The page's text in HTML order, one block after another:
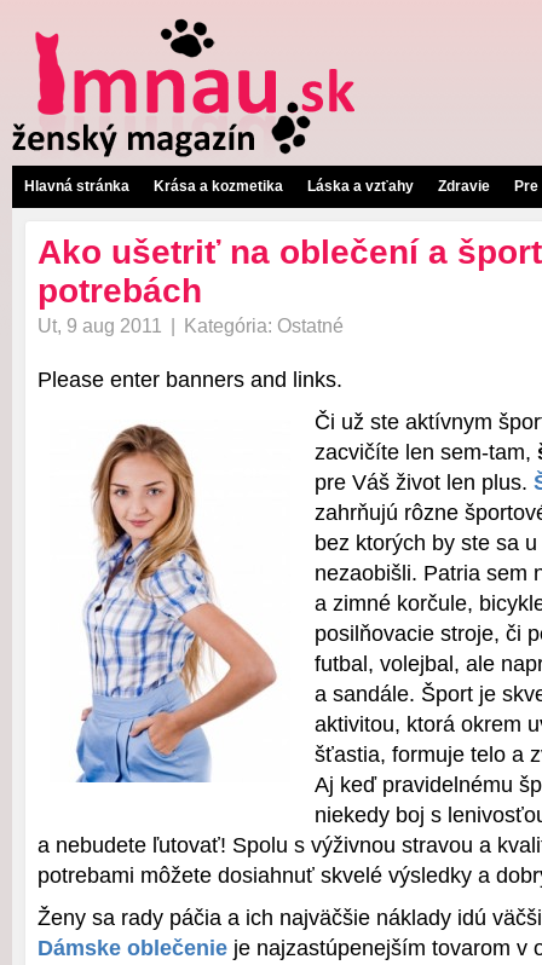
Hlavná stránka Krása a kozmetika Láska a vzťahy Zdravie
Ako ušetriť na oblečení a
potrebách
Ut, 9 aug 2011 Kategória: Ostatné
Please enter banners and links.
Či už ste aktívnym
zacvičíte len sem-tam,
pre Váš život len plus.
zahrňujú rôzne
bez ktorých by ste sa
nezaobišli. Patria sem
a zimné korčule,
posilňovacie stroje, či
futbal, volejbal, ale
a sandále. Šport je
aktivitou, ktorá okrem
šťastia, formuje telo a
Aj keď pravidelnému
niekedy boj s
a nebudete ľutovať! Spolu s výživnou stravou a
potrebami môžete dosiahnuť skvelé výsledky a
Ženy sa rady páčia a ich najväčšie náklady idú
Dámske oblečenie je najzastúpenejším tovarom v